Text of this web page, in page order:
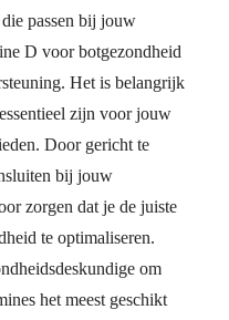
passen bij jouw
D voor botgezondheid
Het is belangrijk
zijn voor jouw
Door gericht te
bij jouw
zorgen dat je de juiste
te optimaliseren.
om
het meest geschikt